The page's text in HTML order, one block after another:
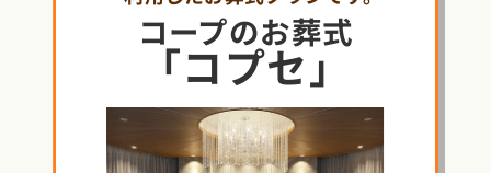
コープのお葬式
「コプセ」